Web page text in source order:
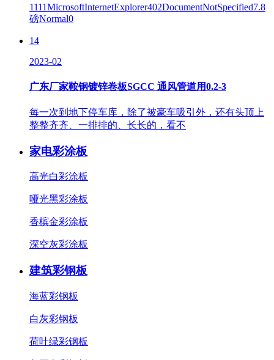
1111MicrosoftInternetExplorer402DocumentNotSpecified7.8
磅Normal0
14
2023-02
广东厂家鞍钢镀锌卷板SGCC 通风管道用0.2-3
每一次到地下停车库，除了被豪车吸引外，还有头顶上
整整齐齐、一排排的、长长的，看不
家电彩涂板
高光白彩涂板
哑光黑彩涂板
香槟金彩涂板
深空灰彩涂板
建筑彩钢板
海蓝彩钢板
白灰彩钢板
荷叶绿彩钢板